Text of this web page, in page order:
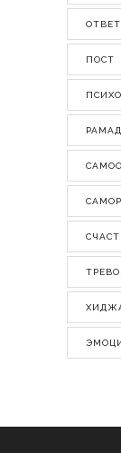
ПОСТ